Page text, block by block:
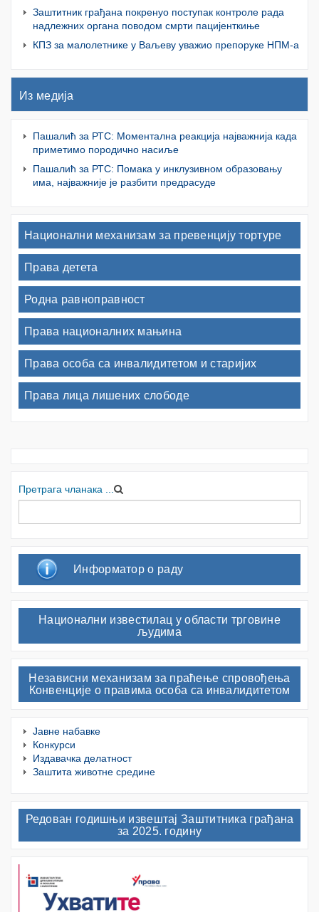
Заштитник грађана покренуо поступак контроле рада
надлежних органа поводом смрти пацијенткиње
КПЗ за малолетнике у Ваљеву уважио препоруке НПМ-а
Из медија
Пашалић за РТС: Моментална реакција најважнија када
приметимо породично насиље
Пашалић за РТС: Помака у инклузивном образовању
има, најважније је разбити предрасуде
Национални механизам за превенцију тортуре
Права детета
Родна равноправност
Права националних мањина
Права особа са инвалидитетом и старијих
Права лица лишених слободе
Претрага чланака ...
Информатор о раду
Национални известилац у области трговине
људима
Независни механизам за праћење спровођења
Конвенције о правима особа са инвалидитетом
Јавне набавке
Конкурси
Издавачка делатност
Заштита животне средине
Редован годишњи извештај Заштитника грађана
за 2025. годину